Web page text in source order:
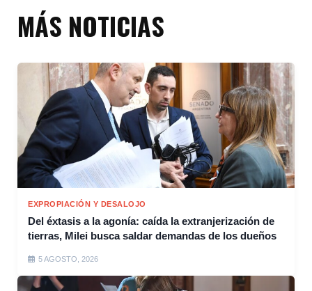
MÁS NOTICIAS
EXPROPIACIÓN Y DESALOJO
Del éxtasis a la agonía: caída la extranjerización de
tierras, Milei busca saldar demandas de los dueños
5 AGOSTO, 2026